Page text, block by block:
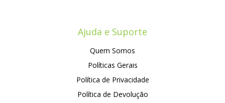
Ajuda e Suporte
Quem Somos
Políticas Gerais
Política de Privacidade
Política de Devolução